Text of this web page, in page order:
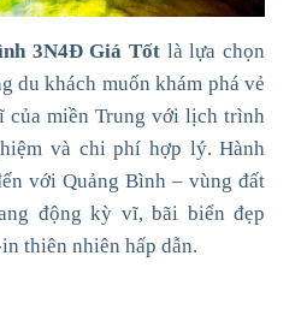
3N4Đ Giá Tốtlà lựa chọn
du khách muốn khám phá vẻ
của miền Trung với lịch trình
và chi phí hợp lý. Hành
vớiQuảng Bình – vùng đất
động kỳ vĩ, bãi biển đẹp
thiên nhiên hấp dẫn.